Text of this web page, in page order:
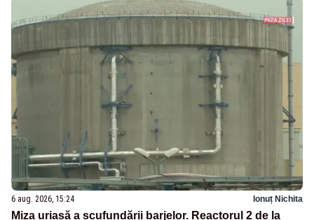
6 aug. 2026, 15:24 Ionuț Nichita
Miza uriașă a scufundării barjelor. Reactorul 2 de la